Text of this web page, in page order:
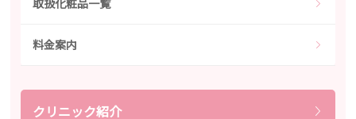
取扱化粧品一覧
料金案内
クリニック紹介